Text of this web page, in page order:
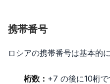
携帯番号
ロシアの携帯番号は基本的に
桁数： +7 の後に10桁で